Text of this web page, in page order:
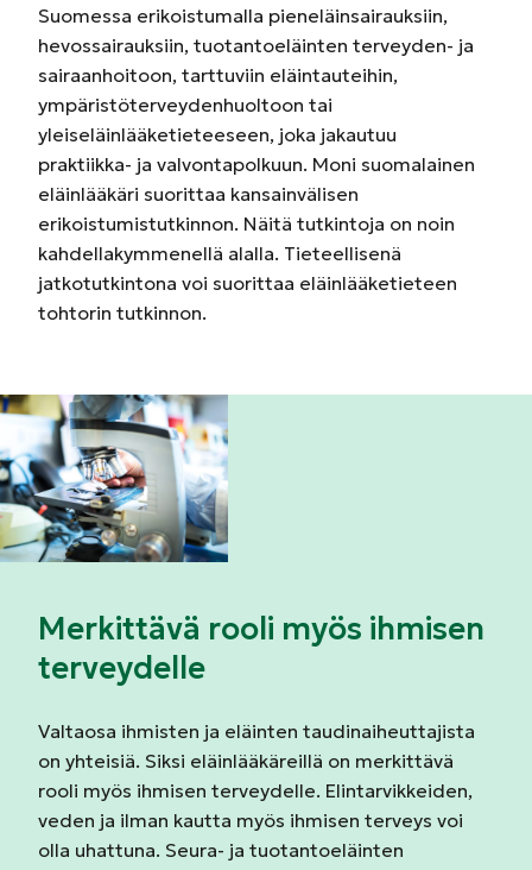
Suomessa erikoistumalla pieneläinsairauksiin,
hevossairauksiin, tuotantoeläinten terveyden- ja
sairaanhoitoon, tarttuviin eläintauteihin,
ympäristöterveydenhuoltoon tai
yleiseläinlääketieteeseen, joka jakautuu
praktiikka- ja valvontapolkuun. Moni suomalainen
eläinlääkäri suorittaa kansainvälisen
erikoistumistutkinnon. Näitä tutkintoja on noin
kahdellakymmenellä alalla. Tieteellisenä
jatkotutkintona voi suorittaa eläinlääketieteen
tohtorin tutkinnon.
Merkittävä rooli myös ihmisen
terveydelle
Valtaosa ihmisten ja eläinten taudinaiheuttajista
on yhteisiä. Siksi eläinlääkäreillä on merkittävä
rooli myös ihmisen terveydelle. Elintarvikkeiden,
veden ja ilman kautta myös ihmisen terveys voi
olla uhattuna. Seura- ja tuotantoeläinten